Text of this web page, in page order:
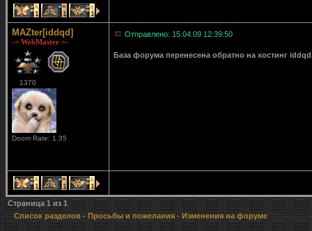
1 1 1
MAZter[iddqd]
-= WebMaster =-
1370
Doom Rate: 1.35
Отправлено: 15.04.09 12:39:50
База форума перенесена обратно на хостинг
1 1 1
Страница 1из 1
Список разделов - Просьбы и пожелания - Изменения на форуме